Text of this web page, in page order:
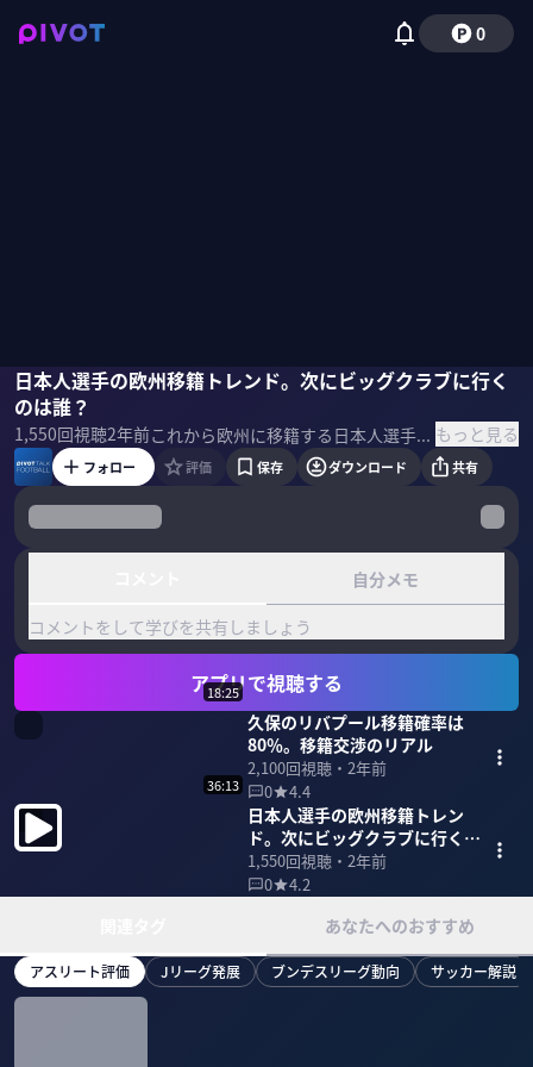
0
日本人選手の欧州移籍トレンド。次にビッグクラブに行く
のは誰？
1,550回視聴2年前 これから欧州に移籍する日本人選手はいるのか？ 次にビッグクラブ移籍可能性が高いのは誰か？ 和製ロマーノこと、スポニチ記者の垣内一之氏に話を聞いた。 ＜ゲスト＞ 垣内一之｜スポーツニッポン記者 1998年にイタリアに移住し、約8年間、中田英寿、中村俊輔、柳沢敦ら日本人選手を中心にセリエAを取材。2006年のドイツ・ワールドカップ後に帰国し、現在はスポニチでFC東京、横浜FC、川崎F、マリノス、レイソル 、代表を中心に取材を続けている。 木崎 伸也｜スポーツライター 1975年、東京都生まれ。2002年夏にオランダへ移住。翌2003年から6年間、ドイツを拠点に欧州サッカーを取材。スポーツ誌『Number』はじめ、各メディアに寄稿。最新刊は小説『アイム・ブルー』。2018年10月よりサッカーカンボジア代表のスタッフに。 ＜関連書籍＞ 『ナーゲルスマン流52の原則』 もっと見る
垣内一之木崎伸也佐々木紀彦
フォロー 評価 保存 ダウンロード 共有
自分メモ
コメントをして学びを共有しましょう
アプリで視聴する
18:25
久保のリバプール移籍確率は
80％。移籍交渉のリアル
2,100回視聴・ 2年前
0
4.4
36:13
日本人選手の欧州移籍トレン
ド。次にビッグクラブに行くの
は誰？
1,550回視聴・ 2年前
0
4.2
あなたへのおすすめ
アスリート評価 Jリーグ発展 ブンデスリーグ動向 サッカー解説